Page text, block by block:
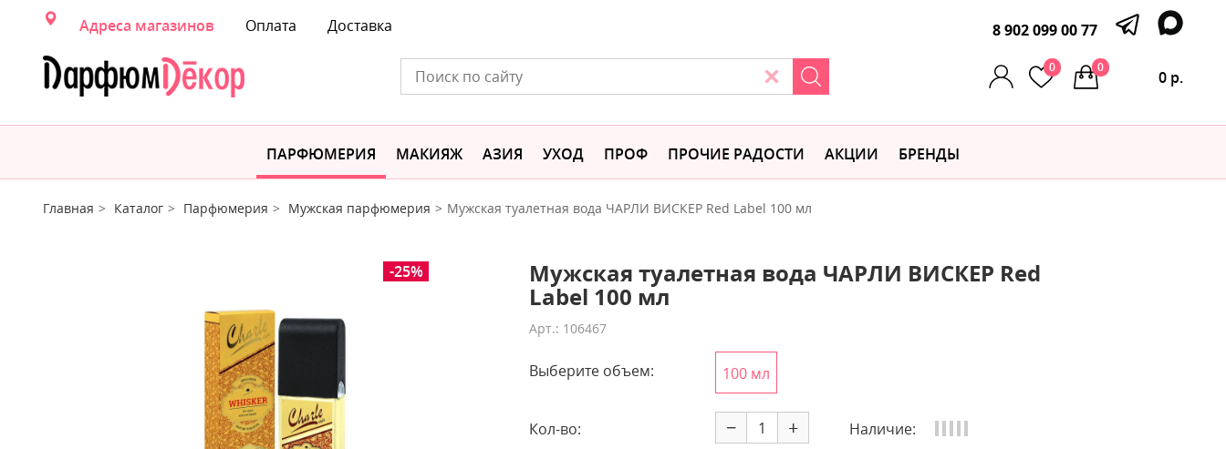
Адреса магазинов Оплата Доставка 8 902 099 00 77
0
0 р.
0
ПАРФЮМЕРИЯ МАКИЯЖ АЗИЯ УХОД ПРОФ ПРОЧИЕ РАДОСТИ АКЦИИ БРЕНДЫ
Главная Каталог Парфюмерия Мужская парфюмерия Мужская туалетная вода ЧАРЛИ ВИСКЕР Red Label 100 мл
-25% Мужская туалетная вода ЧАРЛИ ВИСКЕР Red
Label 100 мл
Арт.: 106467
Выберите объем: 100 мл
Кол-во: − + Наличие: